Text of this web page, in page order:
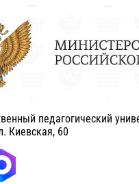
педагогический
Киевская, 60